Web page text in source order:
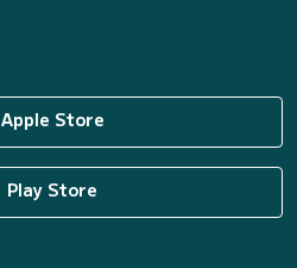
Apple Store
Play Store